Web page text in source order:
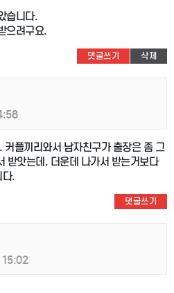
습니다.
으려구요.
댓글쓰기 삭제
플끼리와서 남자친구가 출장은 좀 그
받앗는데. 더운데 나가서 받는거보다
다.
댓글쓰기